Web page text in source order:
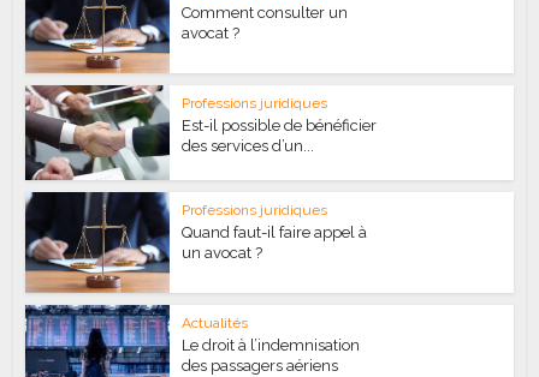
Comment consulter un
avocat ?
Professions juridiques
Est-il possible de bénéficier
des services d’un...
Professions juridiques
Quand faut-il faire appel à
un avocat ?
Actualités
Le droit à l’indemnisation
des passagers aériens